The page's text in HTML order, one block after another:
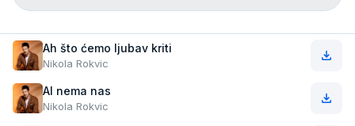
Ah što ćemo ljubav kriti
Nikola Rokvic
Al nema nas
Nikola Rokvic